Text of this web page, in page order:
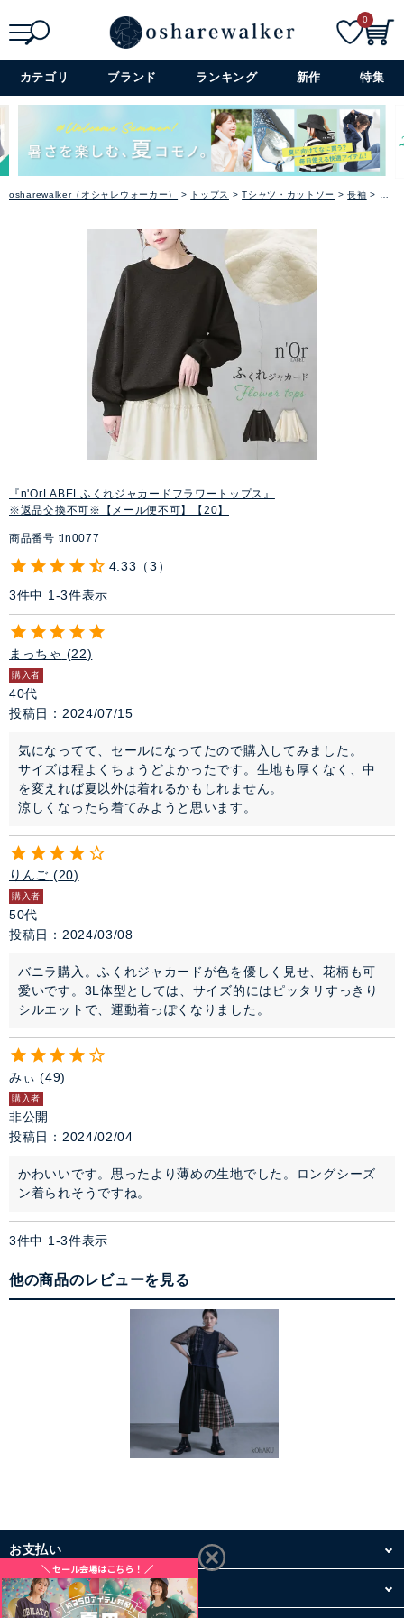
詳細検索+
0
カテゴリ ブランド ランキング 新作 特集
osharewalker（オシャレウォーカー） トップス Tシャツ・カットソー 長袖
『n'OrLABELふくれジャカードフラワートップス』
※返品交換不可※【メール便不可】【20】
商品番号 tln0077
4.33
3
3件中 1-3件表示
まっちゃ 22
購入者
40代
投稿日
2024/07/15
気になってて、セールになってたので購入してみました。
サイズは程よくちょうどよかったです。生地も厚くなく、中
を変えれば夏以外は着れるかもしれません。
涼しくなったら着てみようと思います。
りんご 20
購入者
50代
投稿日
2024/03/08
バニラ購入。ふくれジャカードが色を優しく見せ、花柄も可
愛いです。3L体型としては、サイズ的にはピッタリすっきり
シルエットで、運動着っぽくなりました。
みぃ 49
購入者
非公開
投稿日
2024/02/04
かわいいです。思ったより薄めの生地でした。ロングシーズ
ン着られそうですね。
3件中 1-3件表示
他の商品のレビューを見る
お支払い
配送・送料